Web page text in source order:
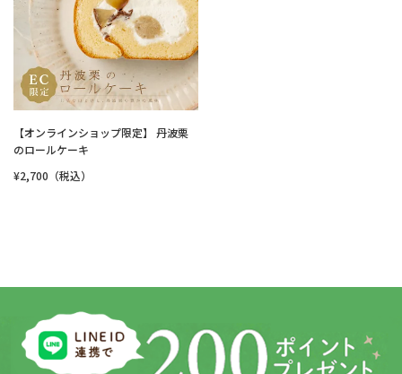
【オンラインショップ限定】 丹波栗
のロールケーキ
¥2,700（税込）